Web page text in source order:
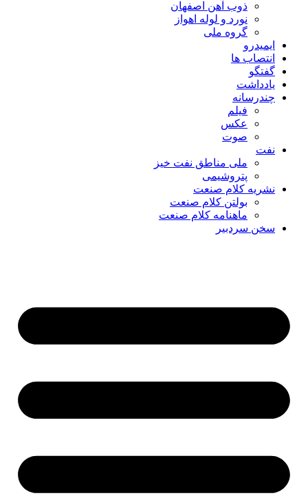
ذوب آهن اصفهان
نورد و لوله اهواز
گروه ملی
ایمیدرو
انتصاب ها
گفتگو
یادداشت
چندرسانه
فیلم
عکس
صوت
نفت
ملی مناطق نفت خیز
پتروشیمی
نشریه کلام صنعت
بولتن کلام صنعت
ماهنامه کلام صنعت
سخن سردبیر